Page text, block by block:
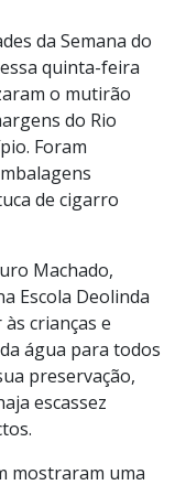
da Semana do
quinta-feira
o mutirão
do Rio
Foram
de cigarro
Machado,
Escola Deolinda
crianças e
água para todos
preservação,
escassez
mostraram uma